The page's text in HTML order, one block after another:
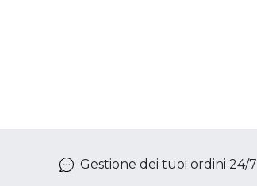
Gestione dei tuoi ordini 24/7